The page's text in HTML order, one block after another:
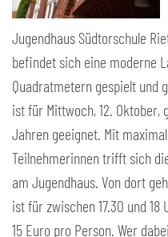
Jugendhaus Südtorschule
befindet sich eine moderne
Quadratmetern gespielt und
ist für Mittwoch, 12. Oktober,
Jahren geeignet. Mit
Teilnehmerinnen trifft sich
am Jugendhaus. Von dort
ist für zwischen 17.30 und
15 Euro pro Person. Wer